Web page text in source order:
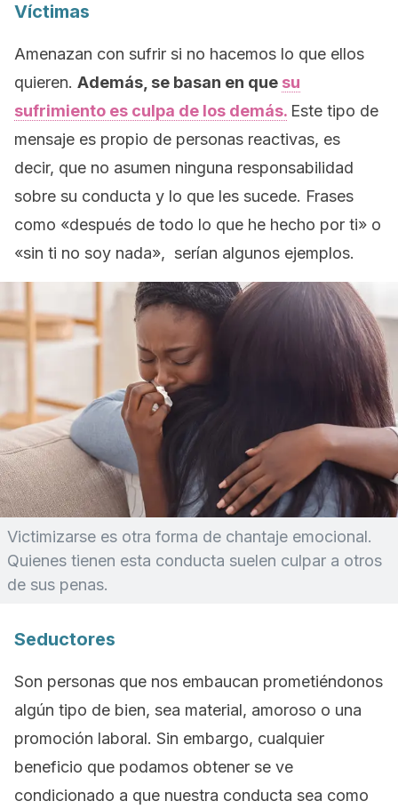
Víctimas
Amenazan con sufrir si no hacemos lo que ellos
quieren. Además, se basan en que su
sufrimiento es culpa de los demás. Este tipo de
mensaje es propio de personas reactivas, es
decir, que no asumen ninguna responsabilidad
sobre su conducta y lo que les sucede. Frases
como «después de todo lo que he hecho por ti» o
«sin ti no soy nada», serían algunos ejemplos.
Victimizarse es otra forma de chantaje emocional.
Quienes tienen esta conducta suelen culpar a otros
de sus penas.
Seductores
Son personas que nos embaucan prometiéndonos
algún tipo de bien, sea material, amoroso o una
promoción laboral. Sin embargo, cualquier
beneficio que podamos obtener se ve
condicionado a que nuestra conducta sea como